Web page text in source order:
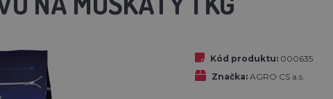
Kód produktu: 000635
Značka: AGRO CS a.s.